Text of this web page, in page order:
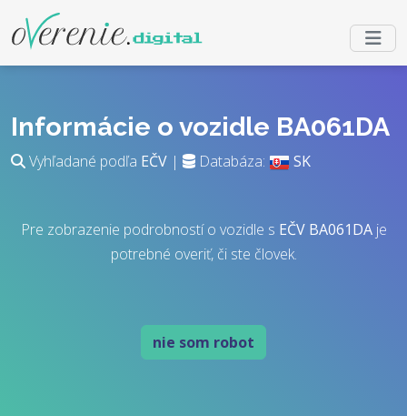
Informácie o vozidle BA061DA
Vyhľadané podľa EČV | Databáza: SK
Pre zobrazenie podrobností o vozidle s EČV BA061DAje
potrebné overiť, či ste človek.
nie som robot